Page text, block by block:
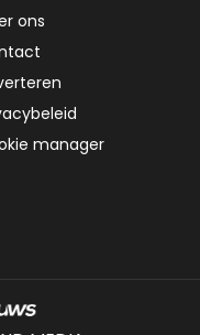
ons
manager